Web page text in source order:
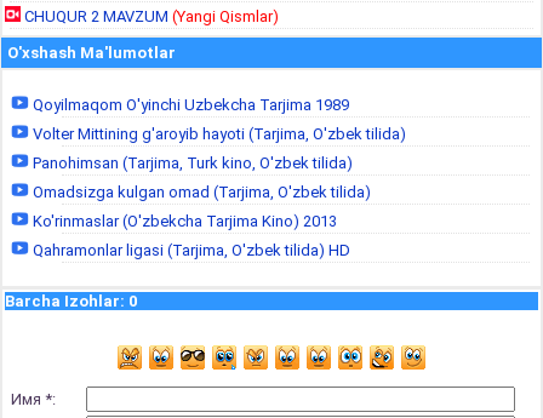
CHUQUR 2 MAVZUM (Yangi Qismlar)
O'xshash Ma'lumotlar
Qoyilmaqom O'yinchi Uzbekcha Tarjima 1989
Volter Mittining g'aroyib hayoti (Tarjima, O'zbek tilida)
Panohimsan (Tarjima, Turk kino, O'zbek tilida)
Omadsizga kulgan omad (Tarjima, O'zbek tilida)
Ko'rinmaslar (O'zbekcha Tarjima Kino) 2013
Qahramonlar ligasi (Tarjima, O'zbek tilida) HD
Barcha Izohlar: 0
Имя *: